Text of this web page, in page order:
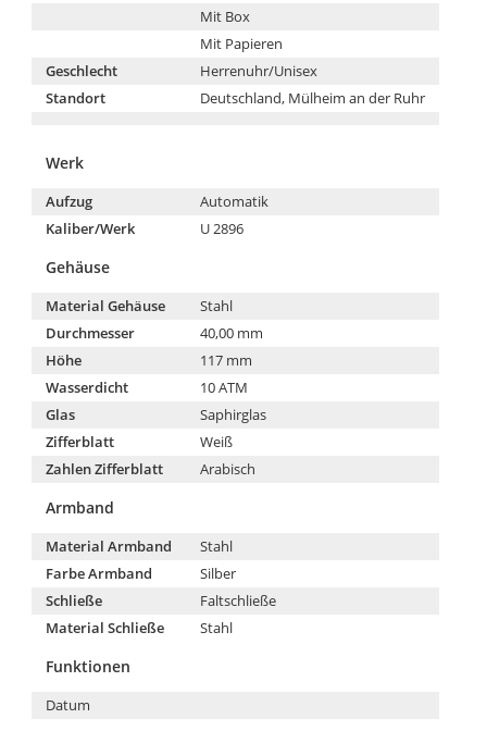
Mit Box
Mit Papieren
Geschlecht
Herrenuhr/Unisex
Standort
Deutschland, Mülheim an der Ruhr
Werk
Aufzug
Automatik
Kaliber/Werk
U 2896
Gehäuse
Material Gehäuse
Stahl
Durchmesser
40,00 mm
Höhe
117 mm
Wasserdicht
10 ATM
Glas
Saphirglas
Zifferblatt
Weiß
Zahlen Zifferblatt
Arabisch
Armband
Material Armband
Stahl
Farbe Armband
Silber
Schließe
Faltschließe
Material Schließe
Stahl
Funktionen
Datum